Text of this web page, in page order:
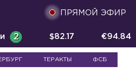
ПРЯМОЙ ЭФИР
2 $82.17 €94.84
ТЕРАКТЫ ФСБ